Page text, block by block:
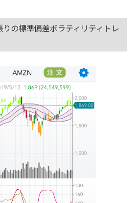
の標準偏差ボラティリティトレ